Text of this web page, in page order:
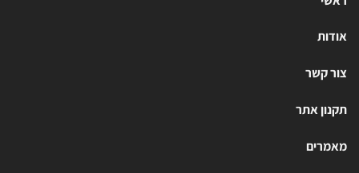
אודות
צור קשר
תקנון אתר
מאמרים